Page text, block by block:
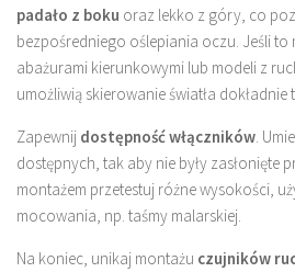
padało z boku oraz lekko z góry, co
bezpośredniego oślepiania oczu. Jeśli to
abażurami kierunkowymi lub modeli z
umożliwią skierowanie światła
Zapewnij dostępność włączników.
dostępnych, tak aby nie były zasłonięte
montażem przetestuj różne wysokości,
mocowania, np. taśmy malarskiej.
Na koniec, unikaj montażu czujników